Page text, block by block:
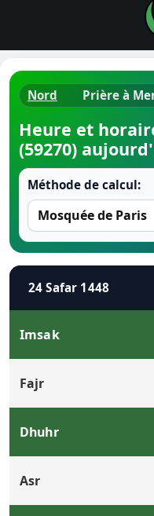
Nord Prière à
Heure et
(59270)
Méthode de calcul:
24 Safar 1448
Imsak
Fajr
Dhuhr
Asr